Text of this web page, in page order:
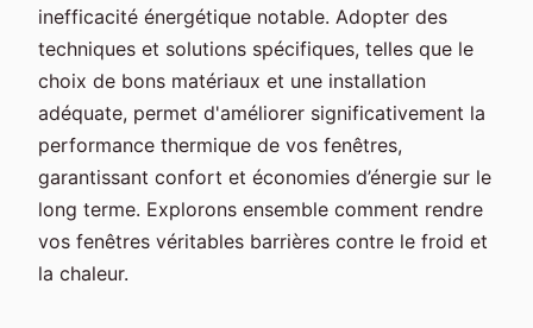
inefficacité énergétique notable. Adopter des
techniques et solutions spécifiques, telles que le
choix de bons matériaux et une installation
adéquate, permet d'améliorer significativement la
performance thermique de vos fenêtres,
garantissant confort et économies d’énergie sur le
long terme. Explorons ensemble comment rendre
vos fenêtres véritables barrières contre le froid et
la chaleur.